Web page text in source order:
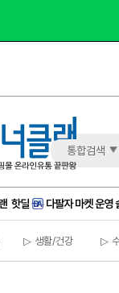
통합검색
▷ 생활/건강 ▷